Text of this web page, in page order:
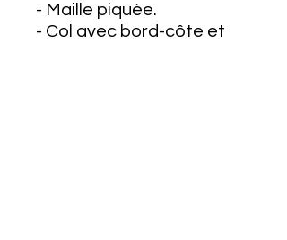
- Maille piquée.
- Col avec bord-côte et